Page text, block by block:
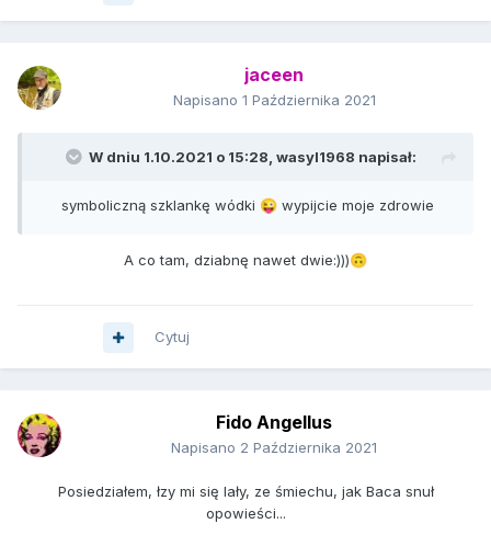
jaceen
Napisano 1 Października 2021
W dniu 1.10.2021 o 15:28, wasyl1968 napisał:
symboliczną szklankę wódki 😜 wypijcie moje zdrowie
A co tam, dziabnę nawet dwie:)))🙃
Cytuj
Fido Angellus
Napisano 2 Października 2021
Posiedziałem, łzy mi się lały, ze śmiechu, jak Baca snuł
opowieści...